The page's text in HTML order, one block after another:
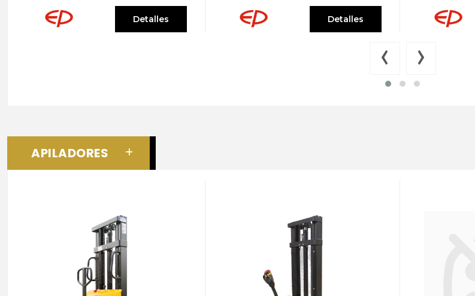
Detalles Detalles
‹ ›
APILADORES